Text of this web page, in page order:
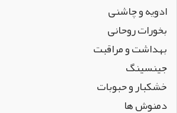
ادویه و چاشنی
بخورات روحانی
بهداشت و مراقبت
جینسینگ
خشکبار و حبوبات
دمنوش ها